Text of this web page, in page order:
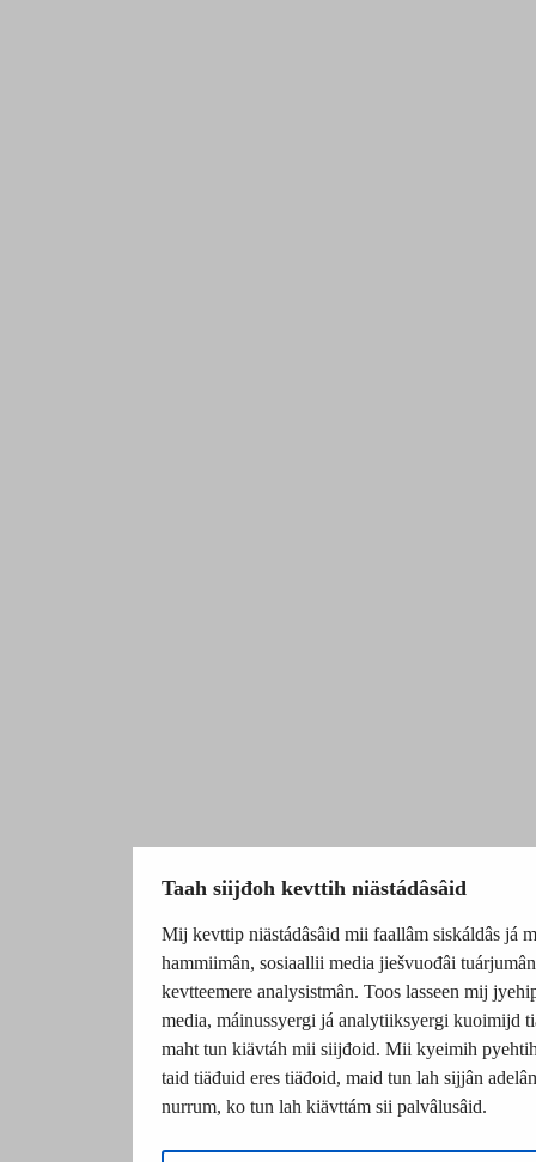
Taah siijđoh kevttih niästádâsâid
Mij kevttip niästádâsâid mii faallâm siskáldâs já
hammiimân, sosiaallii media jiešvuođâi
kevtteemere analysistmân. Toos lasseen mij
media, máinussyergi já analytiiksyergi kuoimijd
maht tun kiävtáh mii siijđoid. Mii kyeimih
taid tiäđuid eres tiäđoid, maid tun lah sijjân
nurrum, ko tun lah kiävttám sii palvâlusâid.